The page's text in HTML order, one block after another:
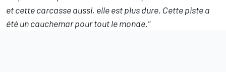
et cette carcasse aussi, elle est plus dure. Cette piste a
été un cauchemar pour tout le monde."